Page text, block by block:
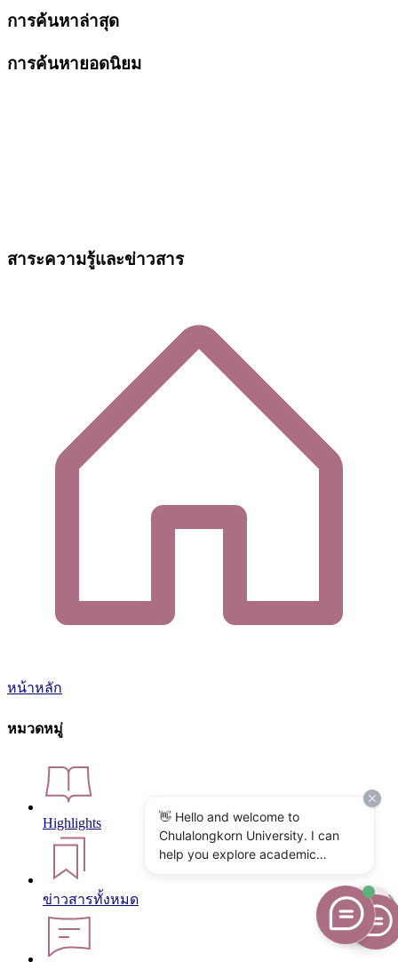
การค้นหาล่าสุด
การค้นหายอดนิยม
สาระความรู้และข่าวสาร
หน้าหลัก
หมวดหมู่
Highlights
ข่าวสารทั้งหมด
👋 Hello and welcome to
Chulalongkorn University. I can
help you explore academic